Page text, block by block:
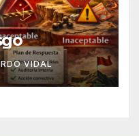
VIDAL